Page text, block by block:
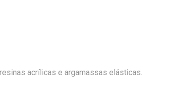
acrílicas e argamassas elásticas.